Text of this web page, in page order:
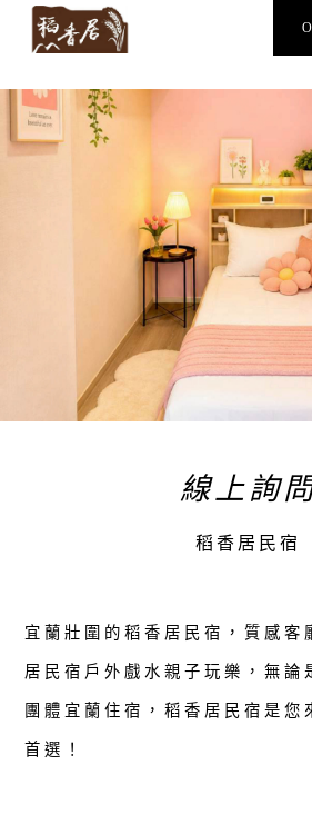
線上詢
稻香居民宿
宜蘭壯圍的稻香居民宿，質感客
居民宿戶外戲水親子玩樂，無論
團體宜蘭住宿，稻香居民宿是您
首選！